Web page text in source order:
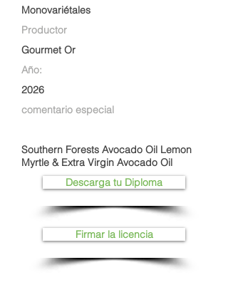
Monovariétales
Productor
Gourmet Or
Año:
2026
comentario especial
Southern Forests Avocado Oil Lemon
Myrtle & Extra Virgin Avocado Oil
Descarga tu Diploma
Firmar la licencia